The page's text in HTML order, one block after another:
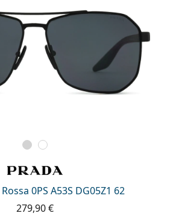
0PS A53S DG05Z1 62
279,90 €